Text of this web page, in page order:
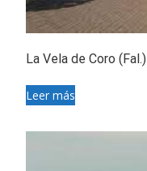
La Vela de Coro (Fal.)
Leer más